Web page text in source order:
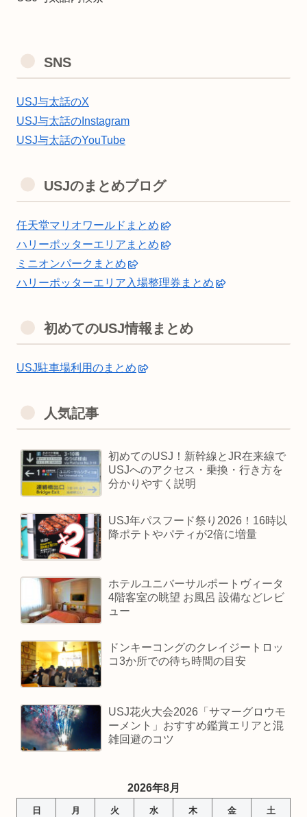
SNS
USJ与太話のX
USJ与太話のInstagram
USJ与太話のYouTube
USJのまとめブログ
任天堂マリオワールドまとめ
ハリーポッターエリアまとめ
ミニオンパークまとめ
ハリーポッターエリア入場整理券まとめ
初めてのUSJ情報まとめ
USJ駐車場利用のまとめ
人気記事
初めてのUSJ！新幹線とJR在来線で
USJへのアクセス・乗換・行き方を
分かりやすく説明
USJ年パスフード祭り2026！16時以
降ポテトやパティが2倍に増量
ホテルユニバーサルポートヴィータ
4階客室の眺望 お風呂 設備などレビ
ュー
ドンキーコングのクレイジートロッ
コ3か所での待ち時間の目安
USJ花火大会2026「サマーグロウモ
ーメント」おすすめ鑑賞エリアと混
雑回避のコツ
2026年8月
日 月 火 水 木 金
土